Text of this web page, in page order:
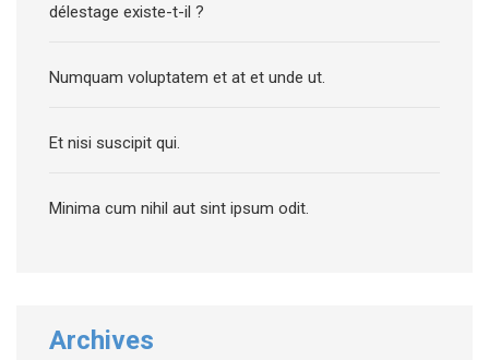
délestage existe-t-il ?
Numquam voluptatem et at et unde ut.
Et nisi suscipit qui.
Minima cum nihil aut sint ipsum odit.
Archives